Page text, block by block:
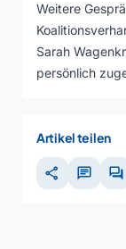
Weitere
Sarah
persönlich
Artikel teilen
share chat forum